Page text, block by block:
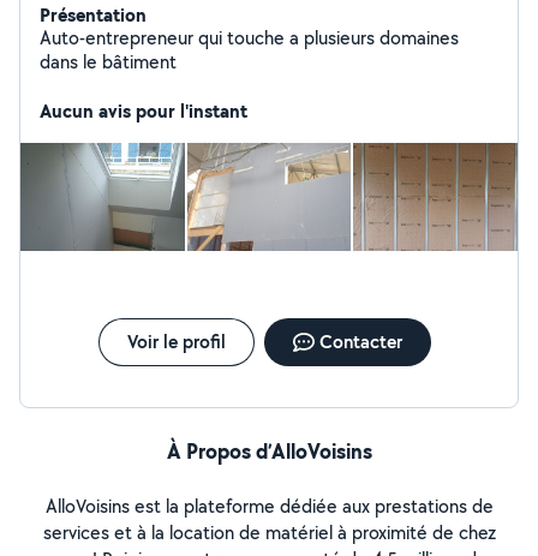
Présentation
Auto-entrepreneur qui touche a plusieurs domaines
dans le bâtiment
Aucun avis pour l'instant
Voir le profil Contacter
À Propos d’AlloVoisins
AlloVoisins est la plateforme dédiée aux prestations de
services et à la location de matériel à proximité de chez